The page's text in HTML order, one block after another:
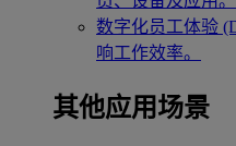
数字化员工体验
响工作效率。
其他应用场景